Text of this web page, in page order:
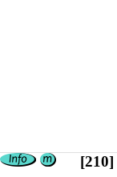
[210]